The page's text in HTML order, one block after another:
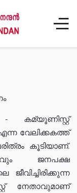
- കമ്യൂണിസ്റ്റ്
വേലിക്കകത്ത്
കൂടിയാണ്.
ജനപക്ഷ
നേതാവുമാണ്